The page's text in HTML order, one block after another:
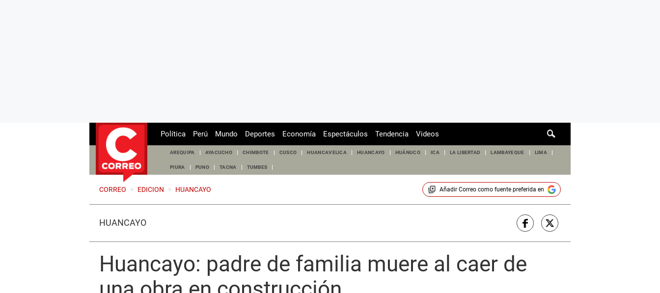
de
Política Perú Mundo Deportes Economía Espectáculos Tendencia Videos
AREQUIPA AYACUCHO CHIMBOTE CUSCO HUANCAVELICA HUANCAYO HUÁNUCO ICA LA LIBERTAD LAMBAYEQUE LIMA
PIURA PUNO TACNA TUMBES
CORREO > EDICION > HUANCAYO Añadir Correocomo fuente preferida en
HUANCAYO
Huancayo: padre de familia muere al caer de